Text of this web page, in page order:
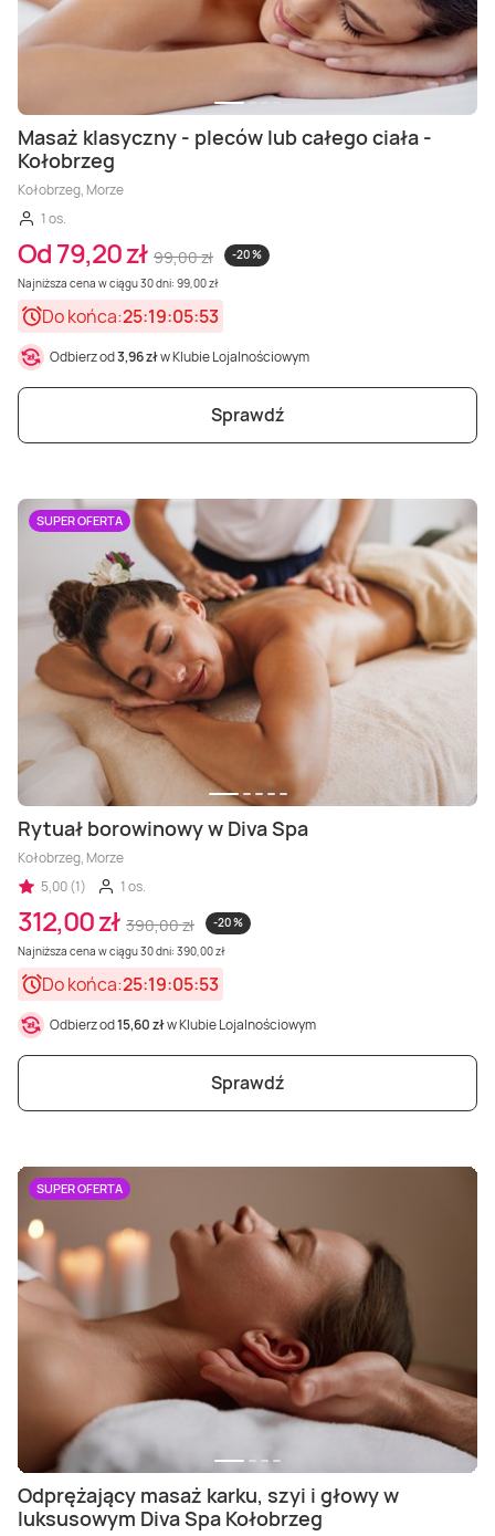
Masaż klasyczny - pleców lub całego ciała -
Kołobrzeg
Kołobrzeg, Morze
1 os.
Od 79,20 zł 99,00 zł
-20 %
Najniższa cena w ciągu 30 dni: 99,00 zł
Do końca:25:19:05:51
Odbierz od3,96 złw Klubie Lojalnościowym
Sprawdź
SUPER OFERTA
Rytuał borowinowy w Diva Spa
Kołobrzeg, Morze
5,00 (1)
1 os.
312,00 zł 390,00 zł
-20 %
Najniższa cena w ciągu 30 dni: 390,00 zł
Do końca:25:19:05:51
Odbierz od15,60 złw Klubie Lojalnościowym
Sprawdź
SUPER OFERTA
Odprężający masaż karku, szyi i głowy w
luksusowym Diva Spa Kołobrzeg